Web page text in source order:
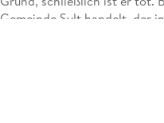
Gemeinde Sylt handelt, der